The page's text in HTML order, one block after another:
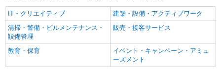
IT・クリエイティブ
建築・設備・アクティブワーク
清掃・警備・ビルメンテナンス・
設備管理
販売・接客サービス
教育・保育
イベント・キャンペーン・アミュ
ーズメント